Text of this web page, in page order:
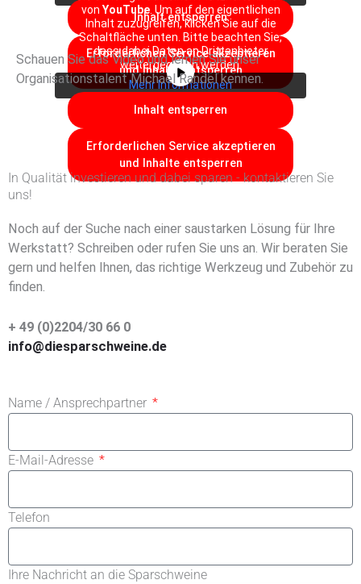
Inhalt entsperren
Erforderlichen Service akzeptieren
und Inhalte entsperren
von YouTube. Um auf den eigentlichen
Inhalt zuzugreifen, klicken Sie auf die
Schaltfläche unten. Bitte beachten Sie,
dass dabei Daten an Drittanbieter
weitergegeben werden.
Mehr Informationen
Inhalt entsperren
Erforderlichen Service akzeptieren
und Inhalte entsperren
Schauen Sie das Video und lernen Sie unser
Organisationstalent Michael Randel kennen.
In Qualität investieren und dabei sparen - kontaktieren Sie
uns!
Noch auf der Suche nach einer saustarken Lösung für Ihre
Werkstatt? Schreiben oder rufen Sie uns an. Wir beraten Sie
gern und helfen Ihnen, das richtige Werkzeug und Zubehör zu
finden.
+ 49 (0)2204/30 66 0
info@diesparschweine.de
Name / Ansprechpartner
E-Mail-Adresse
Telefon
Ihre Nachricht an die Sparschweine